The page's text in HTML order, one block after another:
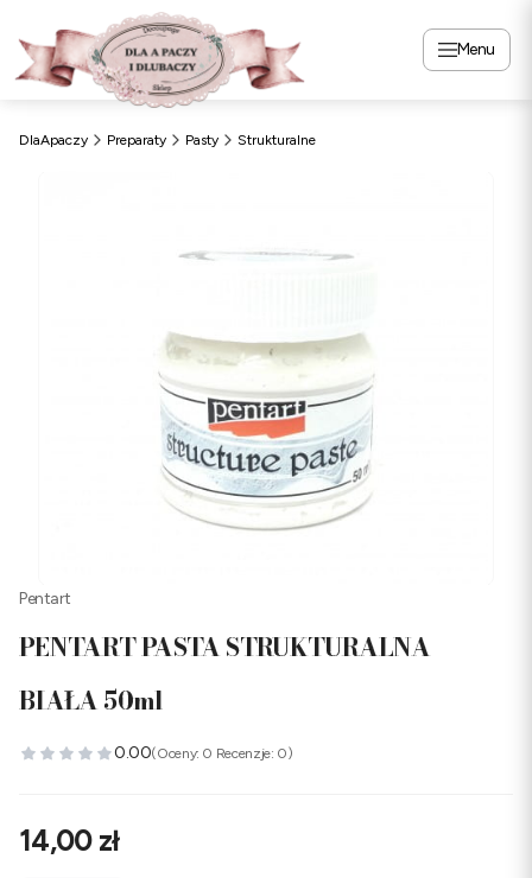
Menu
DlaApaczy Preparaty Pasty Strukturalne
Pentart
PENTART PASTA STRUKTURALNA
BIAŁA 50ml
0.00(Oceny: 0 Recenzje: 0)
Cena
14,00 zł